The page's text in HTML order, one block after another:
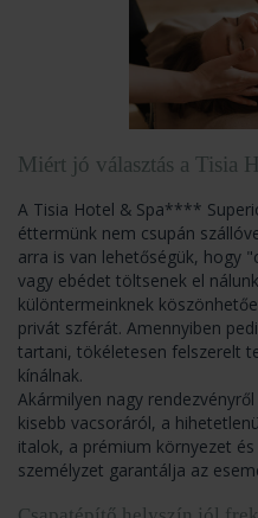
Miért jó választás a Tisia
A Tisia Hotel & Spa****
éttermünk nem csupán
arra is van lehetőségük, hogy
vagy ebédet töltsenek el
különtermeinknek
privát szférát. Amennyiben
tartani, tökéletesen felszerelt
kínálnak.
Akármilyen nagy
kisebb vacsoráról, a
italok, a prémium környezet
személyzet garantálja az